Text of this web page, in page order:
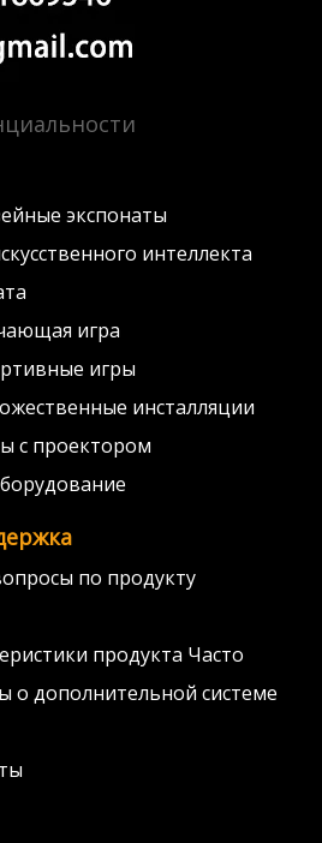
экспонаты
интеллекта
игра
игры
инсталляции
с проектором
по продукту
продукта Часто
о дополнительной системе